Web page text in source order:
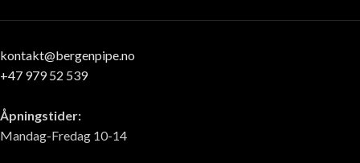
kontakt@bergenpipe.no
+47 979 52 539
Åpningstider:
Mandag-Fredag 10-14